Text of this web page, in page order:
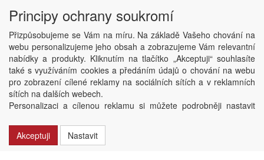
Obchodní podmínky
Ochrana osobních údajů
Kontakt
Losování účtenek
Aktuality
Nastavení soukromí
Copyright © ABRA Software a.s. 2020
Principy ochrany soukromí
Přizpůsobujeme se Vám na míru. Na základě Vašeho chování na
webu personalizujeme jeho obsah a zobrazujeme Vám relevantní
nabídky a produkty. Kliknutím na tlačítko „Akceptuji“ souhlasíte
také s využíváním cookies a předáním údajů o chování na webu
pro zobrazení cílené reklamy na sociálních sítích a v reklamních
sítích na dalších webech.
Personalizaci a cílenou reklamu si můžete podrobněji nastavit
Akceptuji
Nastavit